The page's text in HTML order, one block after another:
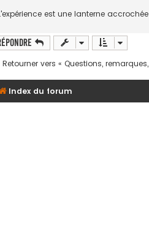
est une lanterne
Retourner vers « Questions,
Index du forum